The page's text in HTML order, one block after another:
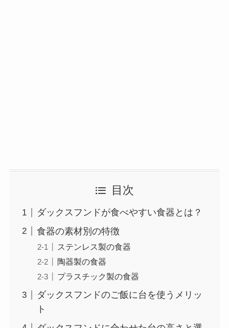
目次
ダックスフンドが食べやすい食器とは？
食器の素材別の特徴
ステンレス製の食器
陶器製の食器
プラスチック製の食器
ダックスフンドのご飯に台を使うメリッ
ト